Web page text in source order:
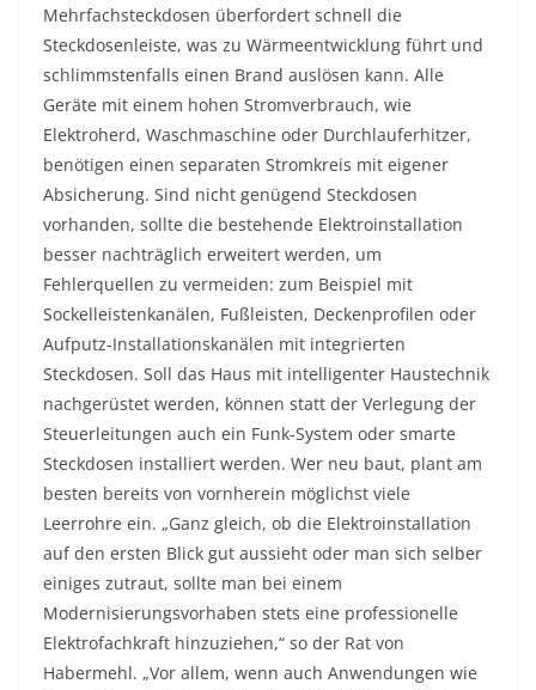
Mehrfachsteckdosen überfordert schnell die
Steckdosenleiste, was zu Wärmeentwicklung führt und
schlimmstenfalls einen Brand auslösen kann. Alle
Geräte mit einem hohen Stromverbrauch, wie
Elektroherd, Waschmaschine oder Durchlauferhitzer,
benötigen einen separaten Stromkreis mit eigener
Absicherung. Sind nicht genügend Steckdosen
vorhanden, sollte die bestehende Elektroinstallation
besser nachträglich erweitert werden, um
Fehlerquellen zu vermeiden: zum Beispiel mit
Sockelleistenkanälen, Fußleisten, Deckenprofilen oder
Aufputz-Installationskanälen mit integrierten
Steckdosen. Soll das Haus mit intelligenter Haustechnik
nachgerüstet werden, können statt der Verlegung der
Steuerleitungen auch ein Funk-System oder smarte
Steckdosen installiert werden. Wer neu baut, plant am
besten bereits von vornherein möglichst viele
Leerrohre ein. „Ganz gleich, ob die Elektroinstallation
auf den ersten Blick gut aussieht oder man sich selber
einiges zutraut, sollte man bei einem
Modernisierungsvorhaben stets eine professionelle
Elektrofachkraft hinzuziehen,“ so der Rat von
Habermehl. „Vor allem, wenn auch Anwendungen wie